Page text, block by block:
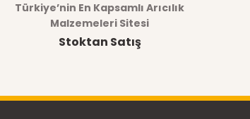
Türkiye’nin En Kapsamlı Arıcılık
Malzemeleri Sitesi
Stoktan Satış